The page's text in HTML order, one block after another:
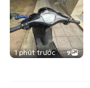
1 phút trước 9